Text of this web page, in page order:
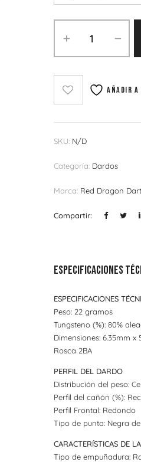
Añadir
SKU: N/D
Categoría: Dardos
Marca: Red Dragon
Compartir:
Especificaciones
ESPECIFICACIONES
Peso: 22 gramos
Tungsteno (%): 80%
Dimensiones: 6.35mm x
Rosca 2BA
PERFIL DEL DARDO
Distribución del peso:
Perfil del cañón (%):
Perfil Frontal: Redondo
Tipo de punta: Negra
CARACTERÍSTICAS DE
Tipo de empuñadura: